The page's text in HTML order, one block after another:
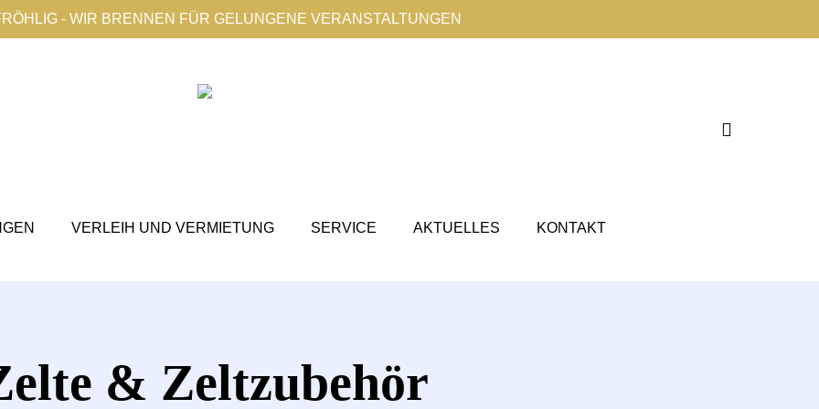
- WIR BRENNEN FÜR GELUNGENE VERANSTALTUNGEN
VERLEIH UND VERMIETUNG SERVICE AKTUELLES KONTAKT
& Zeltzubehör